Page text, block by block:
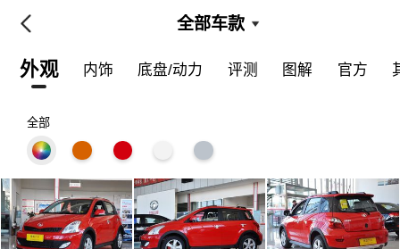
全部车款
外观 内饰 底盘/动力 评测 图解 官方
全部